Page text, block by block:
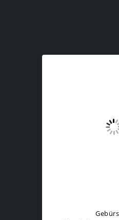
Manuell Aufklappbare Steckdosen